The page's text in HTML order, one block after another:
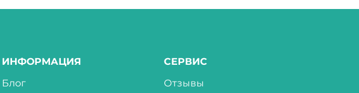
ИНФОРМАЦИЯ
Блог
СЕРВИС
Отзывы